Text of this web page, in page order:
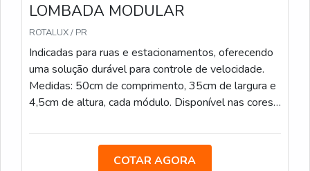
LOMBADA MODULAR
ROTALUX / PR
Indicadas para ruas e estacionamentos, oferecendo
uma solução durável para controle de velocidade.
Medidas: 50cm de comprimento, 35cm de largura e
4,5cm de altura, cada módulo. Disponível nas cores
COTAR AGORA